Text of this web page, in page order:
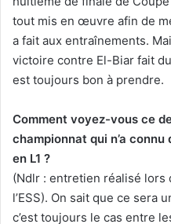
tout mis en œuvre afin de
a fait aux entraînements.
victoire contre El-Biar fait
est toujours bon à prendre.
Comment voyez-vous ce
championnat qui n’a
en L1 ?
(Ndlr : entretien réalisé lors
l’ESS). On sait que ce sera
c’est toujours le cas entre